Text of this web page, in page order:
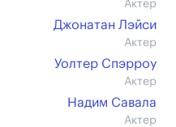
Актер
Джонатан Лэйси
Актер
Уолтер Спэрроу
Актер
Надим Савала
Актер